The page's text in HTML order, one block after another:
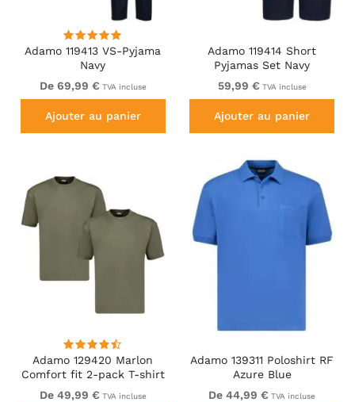
Adamo 119413 VS-Pyjama
Navy
De 69,99 € TVA incluse
Ajouter au panier
Adamo 119414 Short
Pyjamas Set Navy
59,99 € TVA incluse
Ajouter au panier
Adamo 129420 Marlon
Comfort fit 2-pack T-shirt
Olive Green
De 49,99 € TVA incluse
Adamo 139311 Poloshirt RF
Azure Blue
De 44,99 € TVA incluse